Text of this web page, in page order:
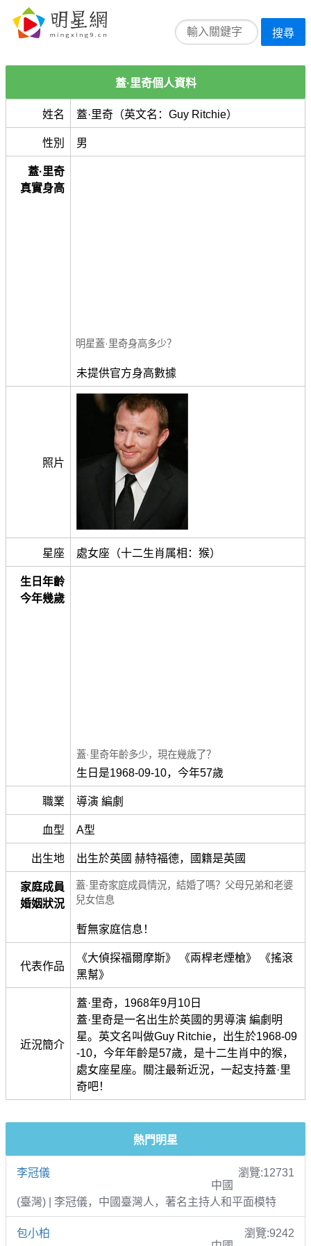
搜尋
蓋·里奇個人資料
姓名 蓋·里奇（英文名：Guy Ritchie）
性別 男
蓋·里奇
真實身高
明星蓋·里奇身高多少？
未提供官方身高數據
照片
星座 處女座（十二生肖属相：猴）
生日年齡
今年幾歲
蓋·里奇年齡多少，現在幾歲了？
生日是1968-09-10，今年57歲
職業 導演 編劇
血型 A型
出生地 出生於英國 赫特福德，國籍是英國
家庭成員
婚姻狀況
蓋·里奇家庭成員情況，結婚了嗎？父母兄弟和老婆
兒女信息
暫無家庭信息！
代表作品
《大偵探福爾摩斯》 《兩桿老煙槍》 《搖滾
黑幫》
近況簡介
蓋·里奇，1968年9月10日
蓋·里奇是一名出生於英國的男導演 編劇明
星。英文名叫做Guy Ritchie，出生於1968-09
-10，今年年齡是57歲，是十二生肖中的猴，
處女座星座。關注最新近況，一起支持蓋·里
奇吧！
熱門明星
李冠儀
瀏覽:12731
中國
(臺灣) | 李冠儀，中國臺灣人，著名主持人和平面模特
包小柏
瀏覽:9242